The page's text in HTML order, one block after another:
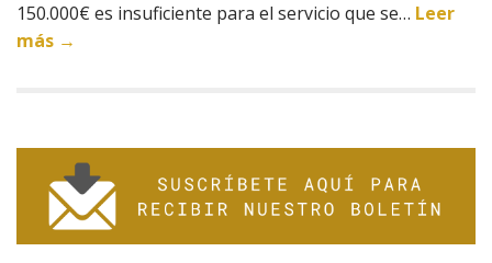
150.000€ es insuficiente para el servicio que se… Leer
más →